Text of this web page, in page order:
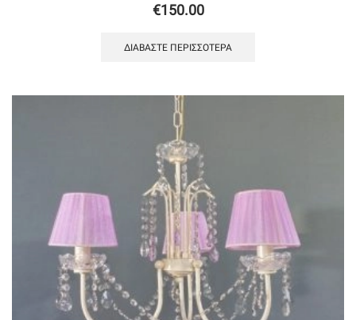
€150.00
ΔΙΑΒΆΣΤΕ ΠΕΡΙΣΣΌΤΕΡΑ